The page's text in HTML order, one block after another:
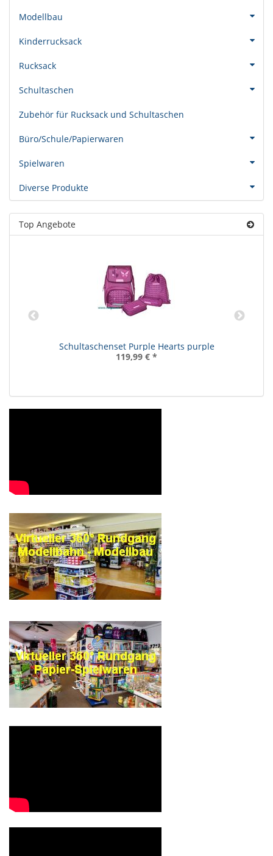
Modellbau
Kinderrucksack
Rucksack
Schultaschen
Zubehör für Rucksack und Schultaschen
Büro/Schule/Papierwaren
Spielwaren
Diverse Produkte
Top Angebote
Schultaschenset Purple Hearts purple
119,99 € *